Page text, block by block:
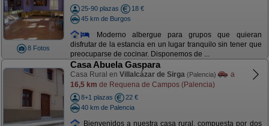
8 Fotos
25-90 plazas
18 €
45 km de Burgos
Moderno albergue para grupos que quieran
disfrutar de la estancia en un lugar tranquilo sin tener que
preocuparse de cocinar. Disponemos de ...
Casa Abuela Gaspara
Casa Rural en Villalcázar de Sirga (Palencia)
a
16,5 km de Requena de Campos (Palencia)
8+1 plazas
22 €
40 km de Palencia
Bienvenidos a nuestra casa rural, compuesta por dos